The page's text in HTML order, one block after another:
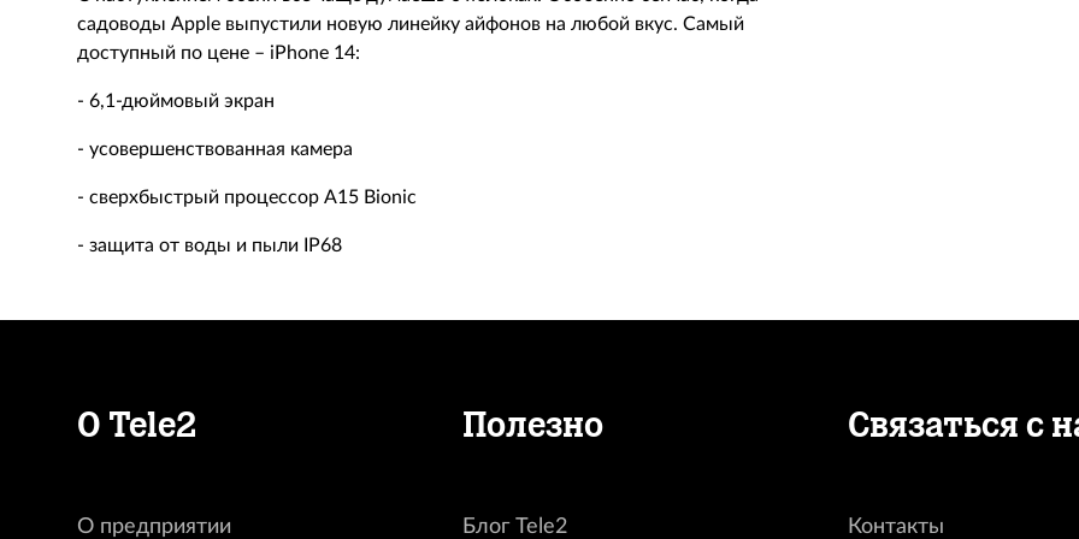
садоводы Apple выпустили новую линейку айфонов на любой вкус. Самый
доступный по цене – iPhone 14:
- 6,1-дюймовый экран
- усовершенствованная камера
- сверхбыстрый процессор A15 Bionic
- защита от воды и пыли IP68
О Tele2
О предприятии
Полезно
Блог Tele2
Связаться с
Контакты